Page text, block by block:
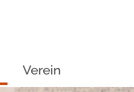
Verein